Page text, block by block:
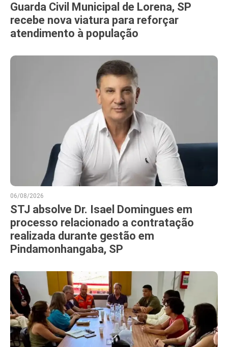
Guarda Civil Municipal de Lorena, SP
recebe nova viatura para reforçar
atendimento à população
06/08/2026
STJ absolve Dr. Isael Domingues em
processo relacionado a contratação
realizada durante gestão em
Pindamonhangaba, SP